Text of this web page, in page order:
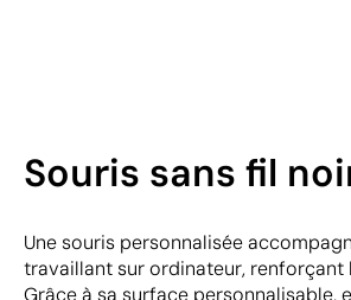
Souris sans fil
Une souris personnalisée
travaillant sur ordinateur, renforçant